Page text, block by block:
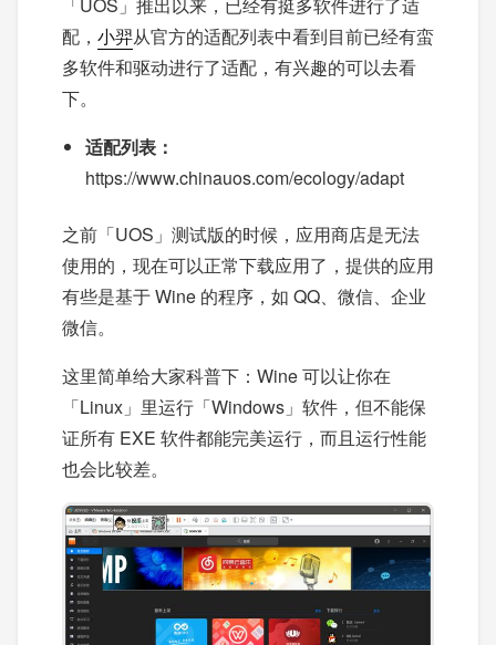
配， 小羿从官方的适配列表中看到目前已经有蛮
多软件和驱动进行了适配，有兴趣的可以去看
下。
适配列表：
https://www.chinauos.com/ecology/adapt
之前「UOS」测试版的时候，应用商店是无法
使用的，现在可以正常下载应用了，提供的应用
有些是基于 Wine 的程序，如 QQ、微信、企业
微信。
这里简单给大家科普下：Wine 可以让你在
「Linux」里运行「Windows」软件，但不能保
证所有 EXE 软件都能完美运行，而且运行性能
也会比较差。